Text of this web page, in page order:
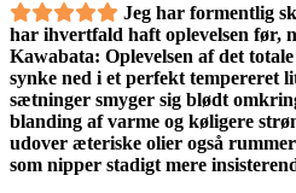
Jeg har formentlig
har ihvertfald haft oplevelsen før,
Kawabata: Oplevelsen af det
synke ned i et perfekt tempereret
sætninger smyger sig blødt
blanding af varme og køligere
udover æteriske olier også
som nipper stadigt mere